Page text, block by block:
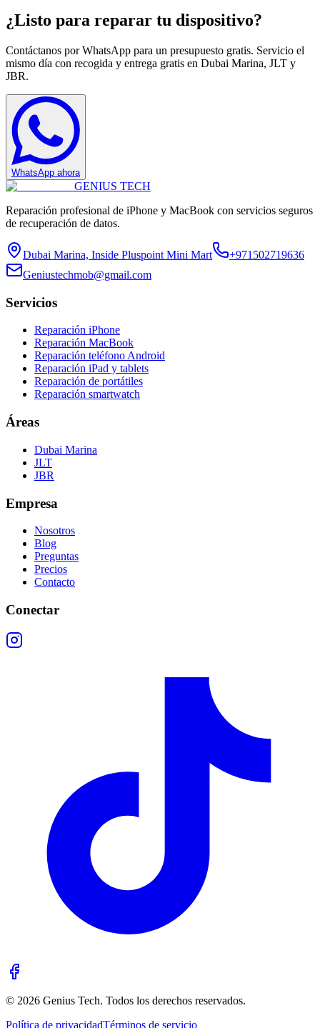
¿Listo para reparar tu dispositivo?
Contáctanos por WhatsApp para un presupuesto gratis. Servicio el
mismo día con recogida y entrega gratis en Dubai Marina, JLT y
JBR.
WhatsApp ahora
GENIUS TECH
Reparación profesional de iPhone y MacBook con servicios seguros
de recuperación de datos.
Dubai Marina, Inside Pluspoint Mini Mart
+971502719636
Geniustechmob@gmail.com
Servicios
Reparación iPhone
Reparación MacBook
Reparación teléfono Android
Reparación iPad y tablets
Reparación de portátiles
Reparación smartwatch
Áreas
Dubai Marina
JLT
JBR
Empresa
Nosotros
Blog
Preguntas
Precios
Contacto
Conectar
© 2026 Genius Tech. Todos los derechos reservados.
Política de privacidadTérminos de servicio